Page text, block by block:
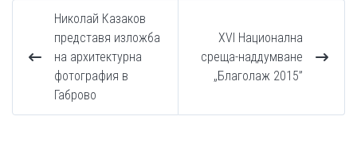
Николай Казаков
представя изложба
на архитектурна
фотография в
Габрово
XVI Национална
среща-наддумване
„Благолаж 2015”